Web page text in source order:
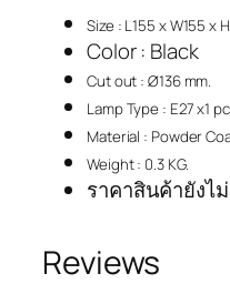
Size : L155 x W155 x
Color : Black
Cut out : Ø136 mm.
Lamp Type : E27 x1
Material : Powder
Weight : 0.3 KG.
ราคาสินค้ายังไ
Reviews